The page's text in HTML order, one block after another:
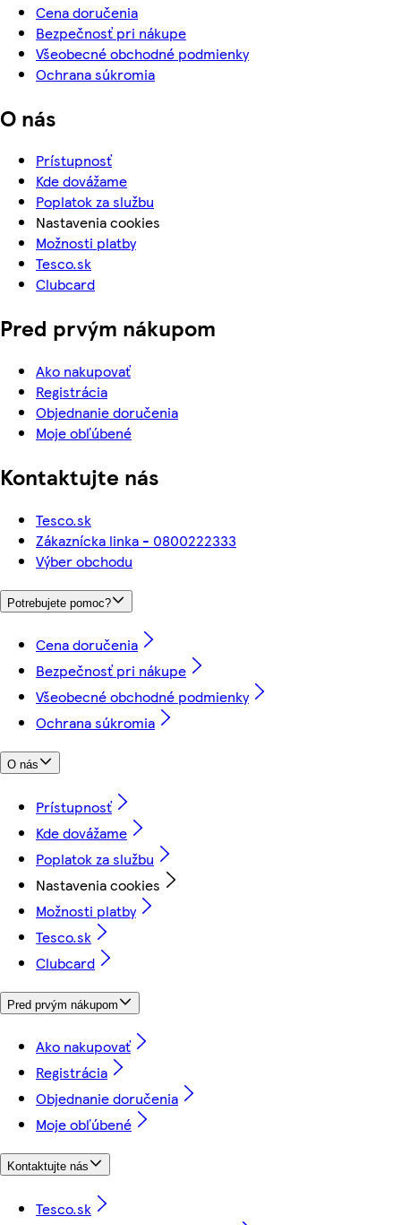
Cena doručenia
Bezpečnosť pri nákupe
Všeobecné obchodné podmienky
Ochrana súkromia
O nás
Prístupnosť
Kde dovážame
Poplatok za službu
Nastavenia cookies
Možnosti platby
Tesco.sk
Clubcard
Pred prvým nákupom
Ako nakupovať
Registrácia
Objednanie doručenia
Moje obľúbené
Kontaktujte nás
Tesco.sk
Zákaznícka linka - 0800222333
Výber obchodu
Potrebujete pomoc?
Cena doručenia
Bezpečnosť pri nákupe
Všeobecné obchodné podmienky
Ochrana súkromia
O nás
Prístupnosť
Kde dovážame
Poplatok za službu
Nastavenia cookies
Možnosti platby
Tesco.sk
Clubcard
Pred prvým nákupom
Ako nakupovať
Registrácia
Objednanie doručenia
Moje obľúbené
Kontaktujte nás
Tesco.sk